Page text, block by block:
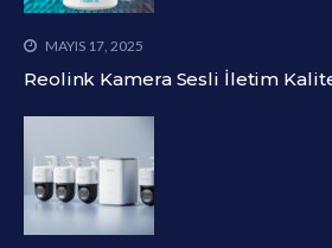
MAYIS 17, 2025
Reolink Kamera Sesli İletim